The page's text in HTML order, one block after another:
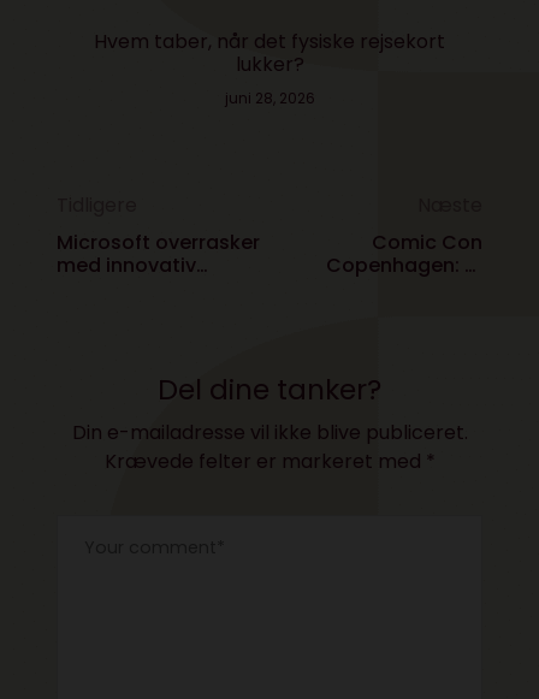
Hvem taber, når det fysiske rejsekort
lukker?
juni 28, 2026
Microsoft overrasker
med innovativ
Comic Con
Copenhagen: Et
Del dine tanker?
Din e-mailadresse vil ikke blive publiceret.
Krævede felter er markeret med *